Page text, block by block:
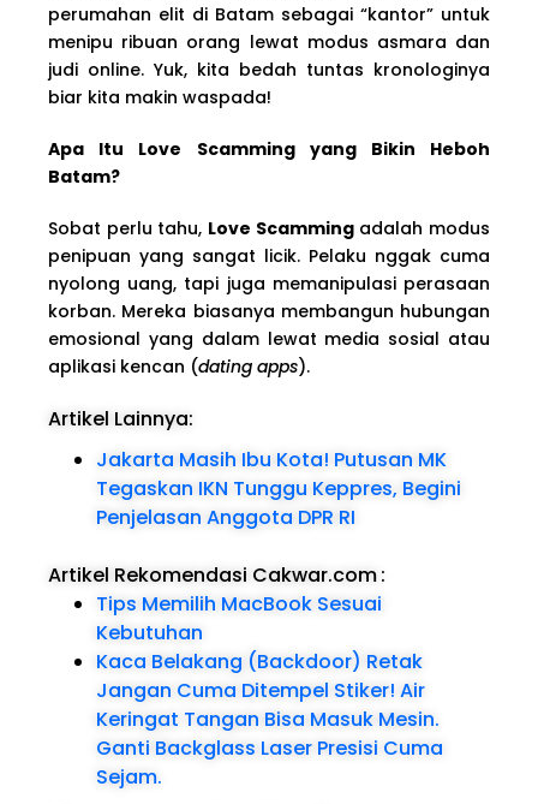
perumahan elit di Batam sebagai “kantor” untuk
menipu ribuan orang lewat modus asmara dan
judi online. Yuk, kita bedah tuntas kronologinya
biar kita makin waspada!
Apa Itu Love Scamming yang Bikin Heboh
Batam?
Sobat perlu tahu, Love Scammingadalah modus
penipuan yang sangat licik. Pelaku nggak cuma
nyolong uang, tapi juga memanipulasi perasaan
korban. Mereka biasanya membangun hubungan
emosional yang dalam lewat media sosial atau
aplikasi kencan (dating apps).
Artikel Lainnya:
Jakarta Masih Ibu Kota! Putusan MK
Tegaskan IKN Tunggu Keppres, Begini
Penjelasan Anggota DPR RI
Artikel Rekomendasi Cakwar.com:
Tips Memilih MacBook Sesuai
Kebutuhan
Kaca Belakang (Backdoor) Retak
Jangan Cuma Ditempel Stiker! Air
Keringat Tangan Bisa Masuk Mesin.
Ganti Backglass Laser Presisi Cuma
Sejam.